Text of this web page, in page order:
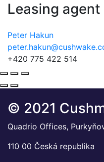
Leasing agent
Peter Hakun
+420 775 422 514
© 2021
Quadrio Offices,
110 00 Česká republika